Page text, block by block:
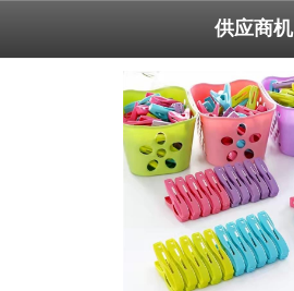
供应商机